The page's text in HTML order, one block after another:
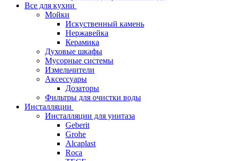
Все для кухни
Мойки
Искуственный камень
Нержавейка
Керамика
Духовые шкафы
Мусорные системы
Измельчители
Аксессуары
Дозаторы
Фильтры для очистки воды
Инсталляции
Инсталляции для унитаза
Geberit
Grohe
Alcaplast
Roca